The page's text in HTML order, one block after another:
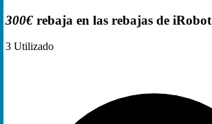
300€ rebaja en las rebajas de iRobot
3 Utilizado